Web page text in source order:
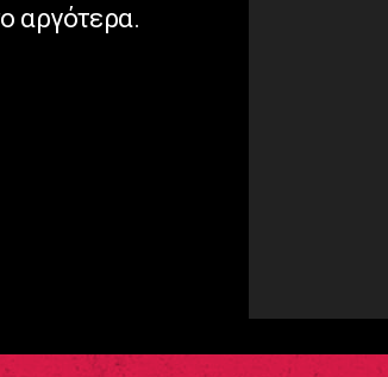
αργότερα.